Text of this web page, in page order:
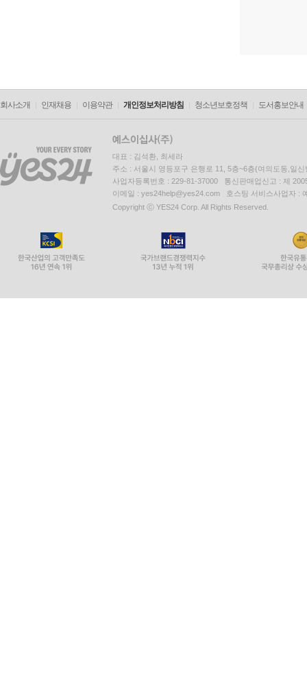
회사소개 인재채용 이용약관 개인정보처리방침 청소년보호정책 도서홍보안내
대표 : 김석환, 최세라
주소 : 서울시 영등포구 은행로 11, 5층~6층(여의도동,일신
사업자등록번호 : 229-81-37000 통신판매업신고 : 제
이메일 : yes24help@yes24.com 호스팅 서비스사업자 :
Copyright ⓒ YES24 Corp. All Rights Reserved.